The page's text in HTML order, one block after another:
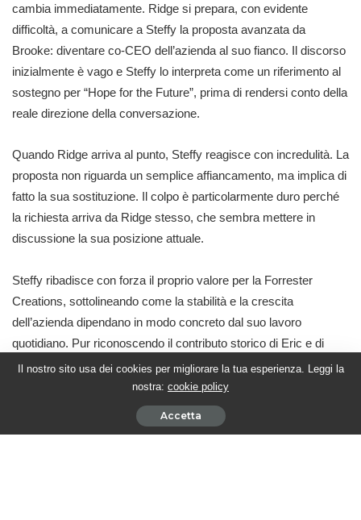
cambia immediatamente. Ridge si prepara, con evidente
difficoltà, a comunicare a Steffy la proposta avanzata da
Brooke: diventare co-CEO dell’azienda al suo fianco. Il discorso
inizialmente è vago e Steffy lo interpreta come un riferimento al
sostegno per “Hope for the Future”, prima di rendersi conto della
reale direzione della conversazione.
Quando Ridge arriva al punto, Steffy reagisce con incredulità. La
proposta non riguarda un semplice affiancamento, ma implica di
fatto la sua sostituzione. Il colpo è particolarmente duro perché
la richiesta arriva da Ridge stesso, che sembra mettere in
discussione la sua posizione attuale.
Steffy ribadisce con forza il proprio valore per la Forrester
Creations, sottolineando come la stabilità e la crescita
dell’azienda dipendano in modo concreto dal suo lavoro
quotidiano. Pur riconoscendo il contributo storico di Eric e di
Brooke, rivendica di essere oggi la figura che garantisce
l’efficienza operativa della maison.
Il nodo diventa però inevitabilmente personale. Steffy non
Il nostro sito usa dei cookies per migliorare la tua esperienza. Leggi la
nostra: cookie policy
Accetta